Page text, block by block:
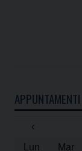
APPUNTAMENTI
‹
Lun
Mar